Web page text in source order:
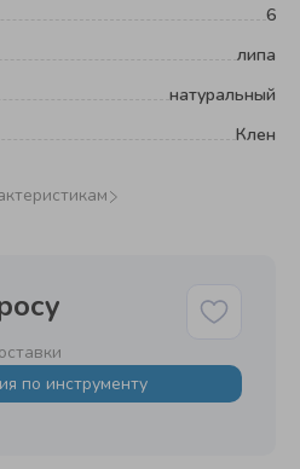
6
липа
натуральный
Клен
по инструменту